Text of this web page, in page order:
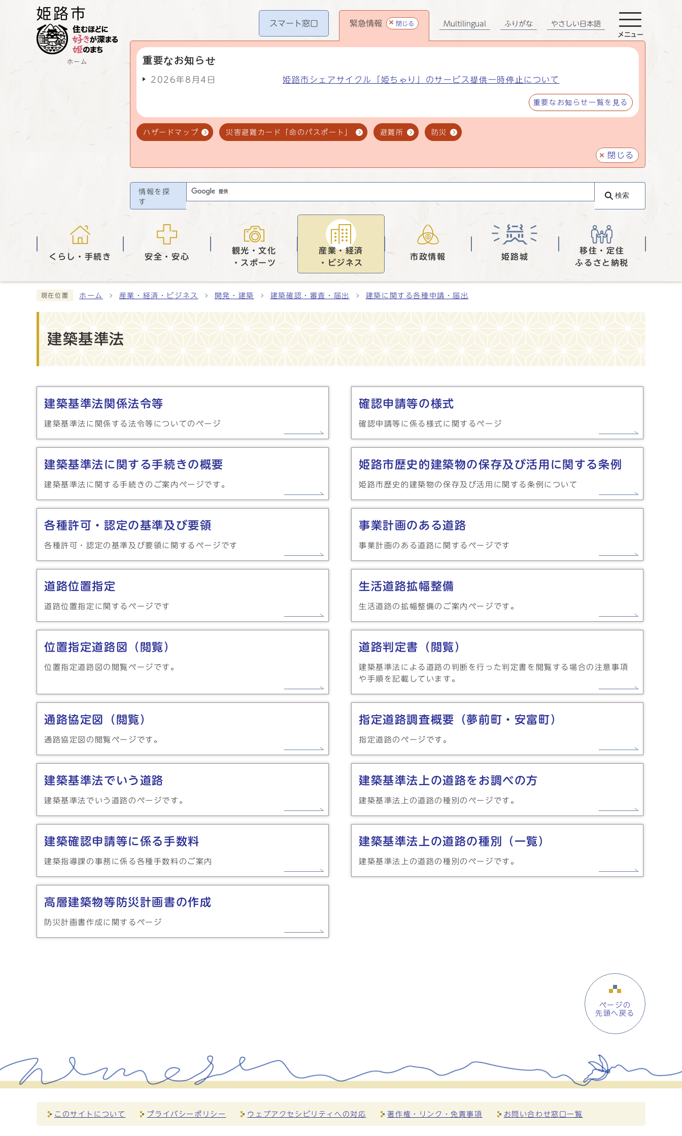
ホーム
スマート窓口 緊急情報 閉じる
重要なお知らせ
2026年8月4日 姫路市シェアサイクル「姫ちゃり」のサービス提供一時停止について
重要なお知らせ一覧を見る
ハザードマップ 災害避難カード「命のパスポート」 避難所 防災
閉じる
Multilingual ふりがな やさしい日本語
メニュー
情報を探
す
検索
くらし・手続き 安全・安心
観光・文化
・スポーツ
産業・経済
・ビジネス
市政情報 姫路城
移住・定住
ふるさと納税
現在位置 ホーム 産業・経済・ビジネス 開発・建築 建築確認・審査・届出 建築に関する各種申請・届出
建築基準法
建築基準法関係法令等
建築基準法に関係する法令等についてのページ
確認申請等の様式
確認申請等に係る様式に関するページ
建築基準法に関する手続きの概要
建築基準法に関する手続きのご案内ページです。
姫路市歴史的建築物の保存及び活用に関する条例
姫路市歴史的建築物の保存及び活用に関する条例について
各種許可・認定の基準及び要領
各種許可・認定の基準及び要領に関するページです
事業計画のある道路
事業計画のある道路に関するページです
道路位置指定
道路位置指定に関するページです
生活道路拡幅整備
生活道路の拡幅整備のご案内ページです。
位置指定道路図（閲覧）
位置指定道路図の閲覧ページです。
道路判定書（閲覧）
建築基準法による道路の判断を行った判定書を閲覧する場合の注意事項
や手順を記載しています。
通路協定図（閲覧）
通路協定図の閲覧ページです。
指定道路調査概要（夢前町・安富町）
指定道路のページです。
建築基準法でいう道路
建築基準法でいう道路のページです。
建築基準法上の道路をお調べの方
建築基準法上の道路の種別のページです。
建築確認申請等に係る手数料
建築指導課の事務に係る各種手数料のご案内
建築基準法上の道路の種別（一覧）
建築基準法上の道路の種別のページです。
高層建築物等防災計画書の作成
防災計画書作成に関するページ
ページの
先頭へ戻る
このサイトについて プライバシーポリシー ウェブアクセシビリティへの対応 著作権・リンク・免責事項 お問い合わせ窓口一覧